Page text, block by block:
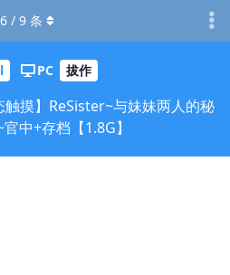
PC 拔作
触摸】ReSister~与妹妹两人的秘
中+存档【1.8G】
6 / 9 条